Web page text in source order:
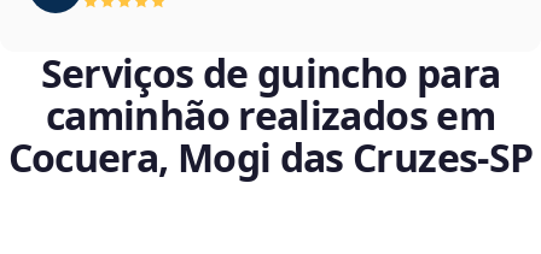
Serviços de guincho para
caminhão realizados em
Cocuera, Mogi das Cruzes‑SP